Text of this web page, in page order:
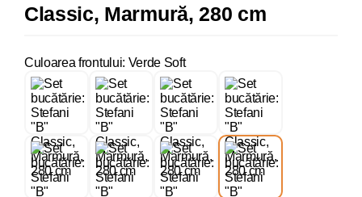
Classic, Marmură, 280 cm
Culoarea frontului: Verde Soft